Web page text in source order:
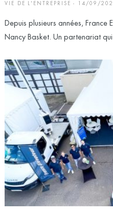
VIE DE L'ENTREPRISE - 14/09/
Depuis plusieurs années, France
Nancy Basket. Un partenariat